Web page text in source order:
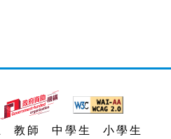
教師 中學生
小學生